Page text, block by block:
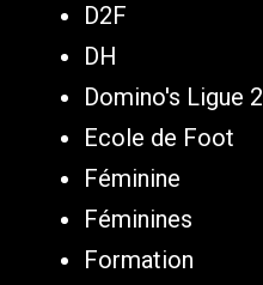
D2F
DH
Domino's Ligue 2
Ecole de Foot
Féminine
Féminines
Formation